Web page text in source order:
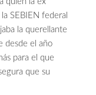
SEBIEN federal
la querellante
desde el año
para el que
que su